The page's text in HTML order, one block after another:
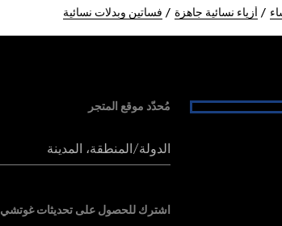
أزياء نسائية جاهزة فساتين وبدلات نسائية
مُحدّد موقع المتجر
الدولة/المنطقة، المدينة
اشترك للحصول على تحديثات غوتشي